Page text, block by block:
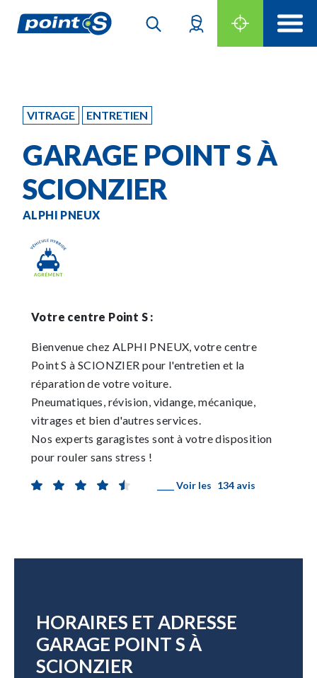
VITRAGE ENTRETIEN
GARAGE POINT S À
SCIONZIER
ALPHI PNEUX
Votre centre Point S :
Bienvenue chez ALPHI PNEUX, votre centre
Point S à SCIONZIER pour l'entretien et la
réparation de votre voiture.
Pneumatiques, révision, vidange, mécanique,
vitrages et bien d'autres services.
Nos experts garagistes sont à votre disposition
pour rouler sans stress !
____ Voir les 134 avis
HORAIRES ET ADRESSE
GARAGE POINT S À
SCIONZIER